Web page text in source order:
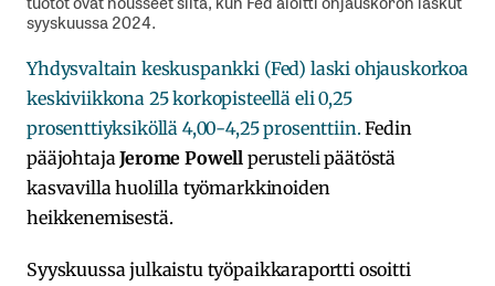
syyskuussa 2024.
Yhdysvaltain keskuspankki (Fed) laski ohjauskorkoa
keskiviikkona 25 korkopisteellä eli 0,25
prosenttiyksiköllä 4,00-4,25 prosenttiin. Fedin
pääjohtajaJerome Powell perusteli päätöstä
kasvavilla huolilla työmarkkinoiden
heikkenemisestä.
Syyskuussa julkaistu työpaikkaraportti osoitti